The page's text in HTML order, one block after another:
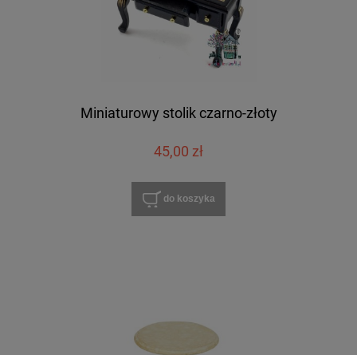
Miniaturowy stolik czarno-złoty
45,00 zł
do koszyka